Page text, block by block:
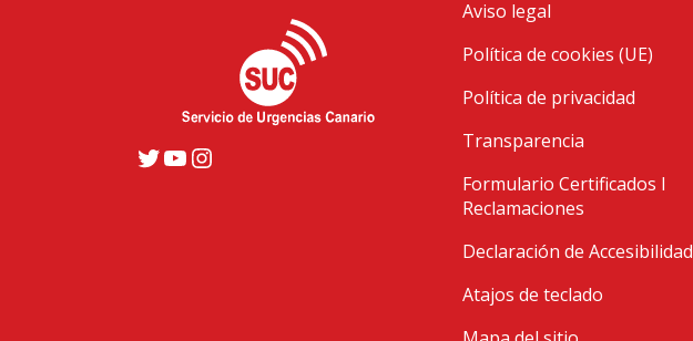
Twitter
YouTube
Instagram
Aviso legal
Política de cookies (UE)
Política de privacidad
Transparencia
Formulario Certificados I
Reclamaciones
Declaración de Accesibilidad
Atajos de teclado